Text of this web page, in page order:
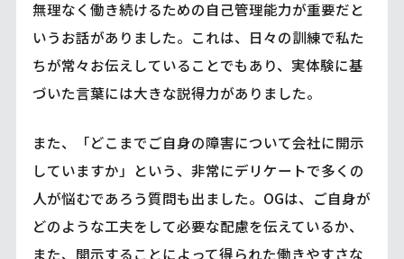
無理なく働き続けるための自己管理能力が重要だと
いうお話がありました。これは、日々の訓練で私た
ちが常々お伝えしていることでもあり、実体験に基
づいた言葉には大きな説得力がありました。
また、「どこまでご自身の障害について会社に開示
していますか」という、非常にデリケートで多くの
人が悩むであろう質問も出ました。OGは、ご自身が
どのような工夫をして必要な配慮を伝えているか、
また、開示することによって得られた働きやすさな